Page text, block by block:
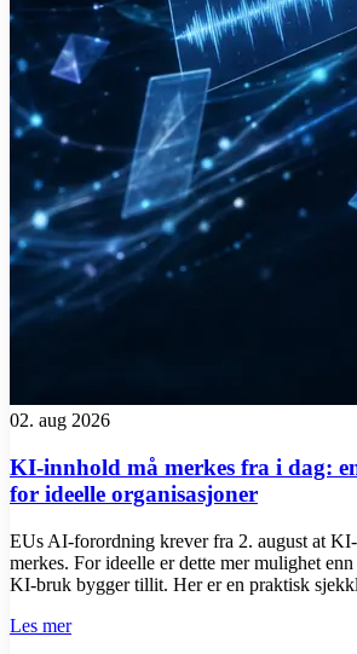
02. aug 2026
KI-innhold må merkes fra i dag:
for ideelle organisasjoner
EUs AI-forordning krever fra 2. august at
merkes. For ideelle er dette mer mulighet
KI-bruk bygger tillit. Her er en praktisk
Les mer